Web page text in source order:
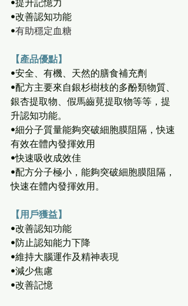
•改善認知功能
•有助穩定血糖
【產品優點】
•安全、有機、天然的膳食補充劑
•配方主要來自銀杉樹枝的多酚類物質、
銀杏提取物、假馬齒莧提取物等等，提
升認知功能。
•細分子質量能夠突破細胞膜阻隔，快速
有效在體內發揮效用
•快速吸收成效佳
•配方分子極小，能夠突破細胞膜阻隔，
快速在體內發揮效用。
【用戶獲益】
•改善認知功能
•防止認知能力下降
•維持大腦運作及精神表現
•減少焦慮
•改善記憶